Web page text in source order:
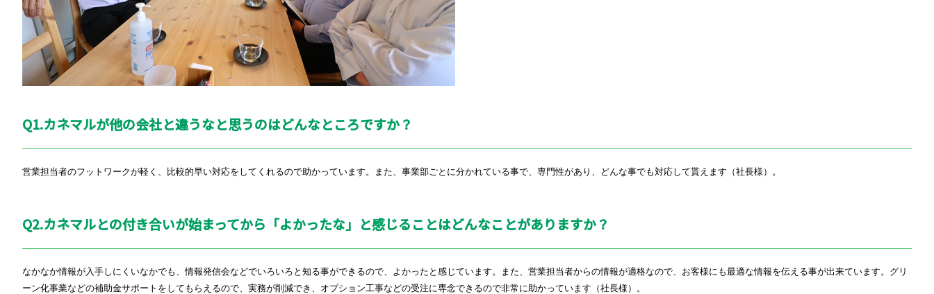
Q1.カネマルが他の会社と違うなと思うのはどんなところですか？
営業担当者のフットワークが軽く、比較的早い対応をしてくれるので助かっています。また、事業部ごとに分かれている事で、専門性があり、どんな事でも対応して貰えます（社長様）。
Q2.カネマルとの付き合いが始まってから「よかったな」と感じることはどんなことがありますか？
なかなか情報が入手しにくいなかでも、情報発信会などでいろいろと知る事ができるので、よかったと感じています。また、営業担当者からの情報が適格なので、お客様にも最適な情報を伝える事が出来ています。グリ
ーン化事業などの補助金サポートをしてもらえるので、実務が削減でき、オプション工事などの受注に専念できるので非常に助かっています（社長様）。